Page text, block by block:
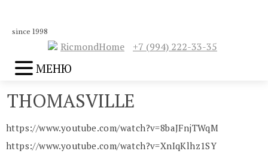
since 1998
RicmondHome +7 (994) 222-33-35
МЕНЮ
THOMASVILLE
https://www.youtube.com/watch?v=8baJFnjTWqM
https://www.youtube.com/watch?v=XnIqKlhz1SY